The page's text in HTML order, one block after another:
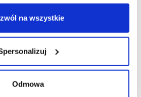
na wszystkie
Odmowa
konsekwentnie realizowanej
w Polsce, opartej na partnerskim
podziale odpowiedzialności
zarówno zespołów centrali,
sklepy Intermarché
Grupa Muszkieterów otwiera
organizacyjnych, z wzmocnionym
określonymi priorytetami
lata.